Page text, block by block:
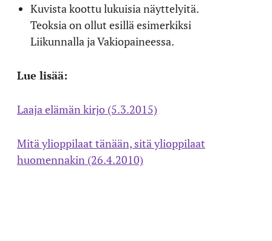
Kuvista koottu lukuisia näyttelyitä.
Teoksia on ollut esillä esimerkiksi
Liikunnalla ja Vakiopaineessa.
Lue lisää:
Laaja elämän kirjo (5.3.2015)
Mitä ylioppilaat tänään, sitä ylioppilaat
huomennakin (26.4.2010)